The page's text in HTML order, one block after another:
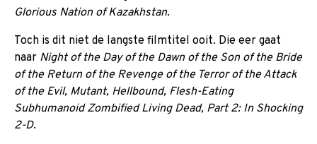
Glorious Nation of Kazakhstan.
Toch is dit niet de langste filmtitel ooit. Die eer gaat
naar Night of the Day of the Dawn of the Son of the Bride
of the Return of the Revenge of the Terror of the Attack
of the Evil, Mutant, Hellbound, Flesh-Eating
Subhumanoid Zombified Living Dead, Part 2: In Shocking
2-D.